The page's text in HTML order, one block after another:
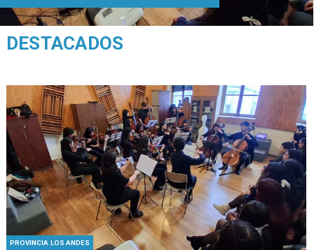
PROVINCIA LOS ANDES
DESTACADOS